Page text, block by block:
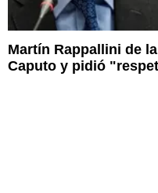
Martín Rappallini de
Caputo y pidió